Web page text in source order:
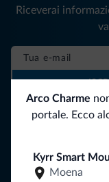
Arco Charme
portale. Ecco
Kyrr Smart
Moena
Riceverai